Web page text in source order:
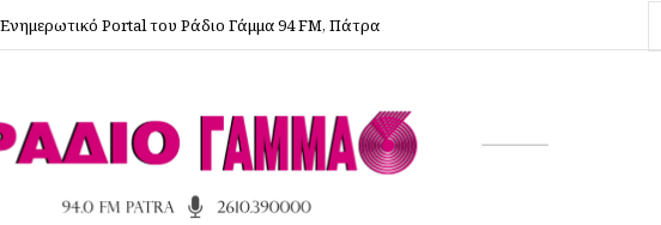
Ενημερωτικό Portal του Ράδιο Γάμμα 94 FM, Πάτρα